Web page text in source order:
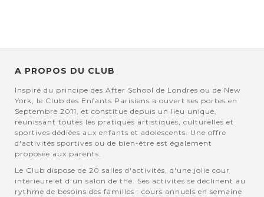
A PROPOS DU CLUB
Inspiré du principe des After School de Londres ou de New
York, le Club des Enfants Parisiens a ouvert ses portes en
Septembre 2011, et constitue depuis un lieu unique,
réunissant toutes les pratiques artistiques, culturelles et
sportives dédiées aux enfants et adolescents. Une offre
d'activités sportives ou de bien-être est également
proposée aux parents.
Le Club dispose de 20 salles d'activités, d'une jolie cour
intérieure et d'un salon de thé. Ses activités se déclinent au
rythme de besoins des familles : cours annuels en semaine